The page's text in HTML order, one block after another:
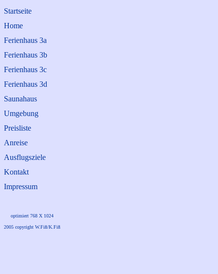
Startseite
Home
Ferienhaus 3a
Ferienhaus 3b
Ferienhaus 3c
Ferienhaus 3d
Saunahaus
Umgebung
Preisliste
Anreise
Ausflugsziele
Kontakt
Impressum
optimiert 768 X 1024
2005 copyright W.Fiß/K.Fiß